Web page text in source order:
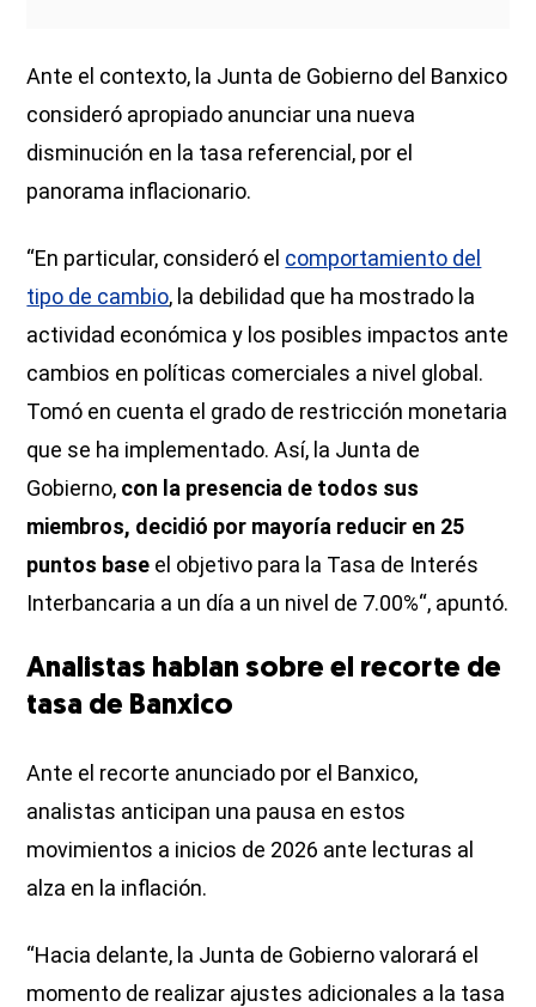
Ante el contexto, la Junta de Gobierno del Banxico
consideró apropiado anunciar una nueva
disminución en la tasa referencial, por el
panorama inflacionario.
“En particular, consideró el comportamiento del
tipo de cambio, la debilidad que ha mostrado la
actividad económica y los posibles impactos ante
cambios en políticas comerciales a nivel global.
Tomó en cuenta el grado de restricción monetaria
que se ha implementado. Así, la Junta de
Gobierno, con la presencia de todos sus
miembros, decidió por mayoría reducir en 25
puntos base el objetivo para la Tasa de Interés
Interbancaria a un día a un nivel de 7.00%“, apuntó.
Analistas hablan sobre el recorte de
tasa de Banxico
Ante el recorte anunciado por el Banxico,
analistas anticipan una pausa en estos
movimientos a inicios de 2026 ante lecturas al
alza en la inflación.
“Hacia delante, la Junta de Gobierno valorará el
momento de realizar ajustes adicionales a la tasa